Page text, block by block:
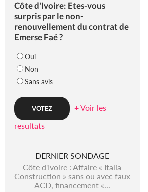
Côte d'Ivoire: Etes-vous
surpris par le non-
renouvellement du contrat de
Emerse Faé ?
Oui
Non
Sans avis
+ Voir les
resultats
DERNIER SONDAGE
Côte d'Ivoire : Affaire « Italia
Construction » sans ou avec faux
ACD, financement «...